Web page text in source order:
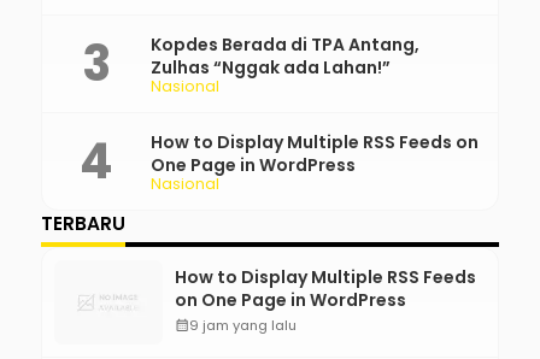
Nasional
Kopdes Berada di TPA Antang,
Zulhas “Nggak ada Lahan!”
Nasional
How to Display Multiple RSS Feeds on
One Page in WordPress
TERBARU
How to Display Multiple RSS Feeds
on One Page in WordPress
calendar_month9 jam yang lalu